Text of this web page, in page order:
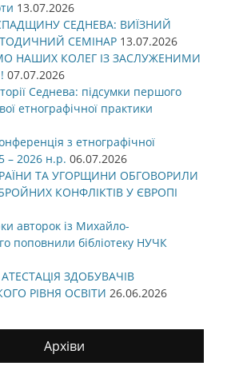
13.07.2026
СЕДНЕВА: ВИЇЗНИЙ
СЕМІНАР 13.07.2026
НАШИХ КОЛЕГ ІЗ ЗАСЛУЖЕНИМИ
07.07.2026
Седнева: підсумки першого
етнографічної практики
з етнографічної
– 2026 н.р. 06.07.2026
ТА УГОРЩИНИ ОБГОВОРИЛИ
КОНФЛІКТІВ У ЄВРОПІ
авторок із Михайло-
поповнили бібліотеку НУЧК
ЗДОБУВАЧІВ
РІВНЯ ОСВІТИ 26.06.2026
Архіви